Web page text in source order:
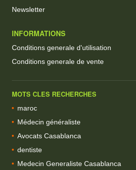
Newsletter
INFORMATIONS
Conditions generale d'utilisation
Conditions generale de vente
MOTS CLES RECHERCHES
maroc
Médecin généraliste
Avocats Casablanca
dentiste
Medecin Generaliste Casablanca